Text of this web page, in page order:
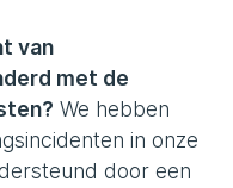
van
met de
We hebben
in onze
door een